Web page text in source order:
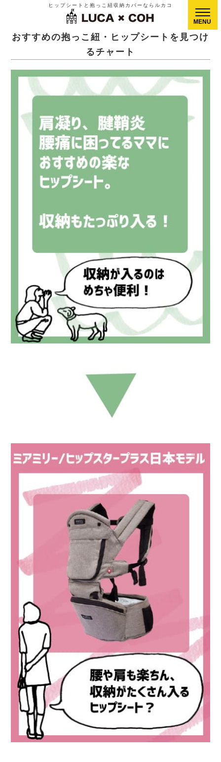
ヒップシートと抱っこ紐収納カバーならルカコ
おすすめの抱っこ紐・ヒップシートを見つけ
るチャート